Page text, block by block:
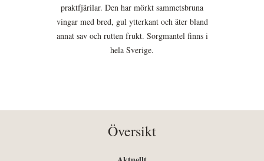
praktfjärilar. Den har mörkt sammetsbruna
vingar med bred, gul ytterkant och äter bland
annat sav och rutten frukt. Sorgmantel finns i
hela Sverige.
Översikt